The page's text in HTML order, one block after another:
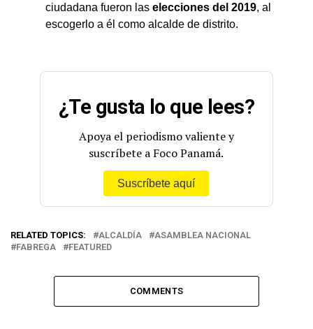
ciudadana fueron las elecciones del 2019, al
escogerlo a él como alcalde de distrito.
¿Te gusta lo que lees?
Apoya el periodismo valiente y
suscríbete a Foco Panamá.
Suscríbete aquí
RELATED TOPICS: ALCALDÍA
ASAMBLEA NACIONAL
FABREGA
FEATURED
COMMENTS